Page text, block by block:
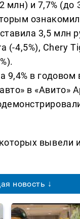
млн) и 7,7% (до
3,5 млн
4,5%), Chery
9,4% в
в «Авито»
вывели
новость ↓